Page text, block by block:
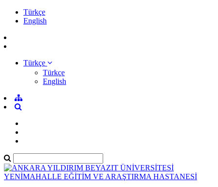
Türkçe
English
Türkçe
Türkçe
English